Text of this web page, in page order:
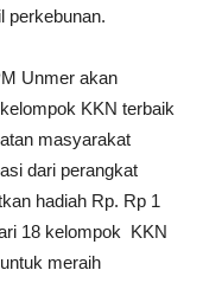
perkebunan.
Unmer akan
KKN terbaik
masyarakat
dari perangkat
hadiah Rp. Rp 1
18 kelompok KKN
meraih